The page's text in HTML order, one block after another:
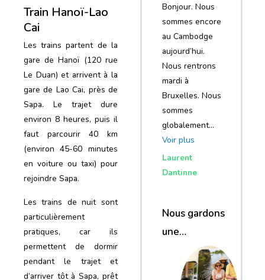
Train Hanoï-Lao
Cai
Les trains partent de la
gare de Hanoï (120 rue
Le Duan) et arrivent à la
gare de Lao Cai, près de
Sapa. Le trajet dure
environ 8 heures, puis il
faut parcourir 40 km
(environ 45-60 minutes
en voiture ou taxi) pour
rejoindre Sapa.
Les trains de nuit sont
particulièrement
pratiques, car ils
permettent de dormir
pendant le trajet et
d’arriver tôt à Sapa, prêt
Bonjour. Nous
sommes encore
au Cambodge
aujourd’hui.
Nous rentrons
mardi à
Bruxelles. Nous
sommes
globalement…
Voir plus
Laurent
Dantinne
Nous gardons
une
excellente
impression de